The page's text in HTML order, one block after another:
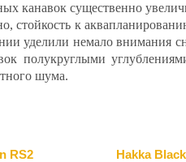
канавок существенно
стойкость к
уделили немало внимания
полукруглыми
шума.
RS2 Hakka Black